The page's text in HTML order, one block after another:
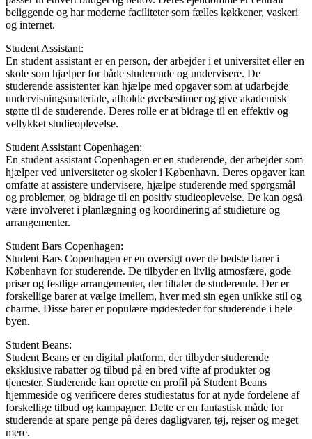
beliggende og har moderne faciliteter som fælles køkkener, vaskeri
og internet.
Student Assistant:
En student assistant er en person, der arbejder i et universitet eller en
skole som hjælper for både studerende og undervisere. De
studerende assistenter kan hjælpe med opgaver som at udarbejde
undervisningsmateriale, afholde øvelsestimer og give akademisk
støtte til de studerende. Deres rolle er at bidrage til en effektiv og
vellykket studieoplevelse.
Student Assistant Copenhagen:
En student assistant Copenhagen er en studerende, der arbejder som
hjælper ved universiteter og skoler i København. Deres opgaver kan
omfatte at assistere undervisere, hjælpe studerende med spørgsmål
og problemer, og bidrage til en positiv studieoplevelse. De kan også
være involveret i planlægning og koordinering af studieture og
arrangementer.
Student Bars Copenhagen:
Student Bars Copenhagen er en oversigt over de bedste barer i
København for studerende. De tilbyder en livlig atmosfære, gode
priser og festlige arrangementer, der tiltaler de studerende. Der er
forskellige barer at vælge imellem, hver med sin egen unikke stil og
charme. Disse barer er populære mødesteder for studerende i hele
byen.
Student Beans:
Student Beans er en digital platform, der tilbyder studerende
eksklusive rabatter og tilbud på en bred vifte af produkter og
tjenester. Studerende kan oprette en profil på Student Beans
hjemmeside og verificere deres studiestatus for at nyde fordelene af
forskellige tilbud og kampagner. Dette er en fantastisk måde for
studerende at spare penge på deres dagligvarer, tøj, rejser og meget
mere.